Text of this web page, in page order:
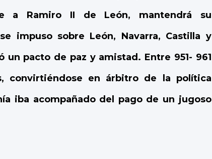
a Ramiro II de León, mantendrá su
impuso sobre León, Navarra, Castilla y
pacto de paz y amistad. Entre 951- 961
convirtiéndose en árbitro de la política
iba acompañado del pago de un jugoso